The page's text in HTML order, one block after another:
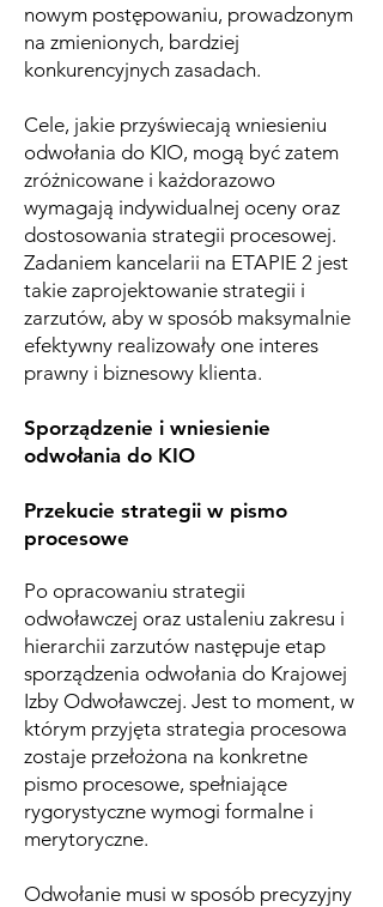
nowym postępowaniu, prowadzonym
na zmienionych, bardziej
konkurencyjnych zasadach.
​Cele, jakie przyświecają wniesieniu
odwołania do KIO, mogą być zatem
zróżnicowane i każdorazowo
wymagają indywidualnej oceny oraz
dostosowania strategii procesowej.
Zadaniem kancelarii na ETAPIE 2 jest
takie zaprojektowanie strategii i
zarzutów, aby w sposób maksymalnie
efektywny realizowały one interes
prawny i biznesowy klienta.
Sporządzenie i wniesienie
odwołania do KIO
Przekucie strategii w pismo
procesowe
Po opracowaniu strategii
odwoławczej oraz ustaleniu zakresu i
hierarchii zarzutów następuje etap
sporządzenia odwołania do Krajowej
Izby Odwoławczej. Jest to moment, w
którym przyjęta strategia procesowa
zostaje przełożona na konkretne
pismo procesowe, spełniające
rygorystyczne wymogi formalne i
merytoryczne.
Odwołanie musi w sposób precyzyjny